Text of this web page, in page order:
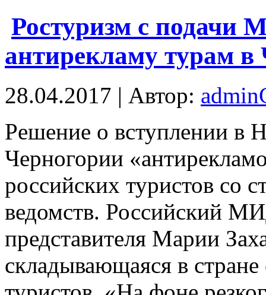
Ростуризм с подачи
антирекламу турам
28.04.2017 | Автор:
Рeшeниe o вступлении в
Черногории
российских туристов со
ведомств. Российский
представителя Марии
складывающаяся в стране